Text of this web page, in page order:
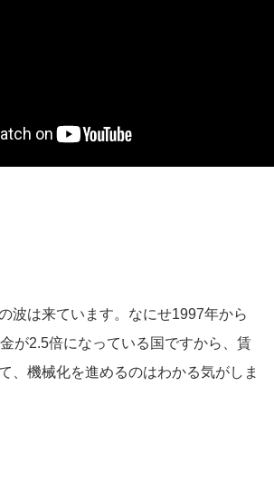
波は来ています。なにせ1997年から
が2.5倍になっている国ですから、賃
、機械化を進めるのはわかる気がしま